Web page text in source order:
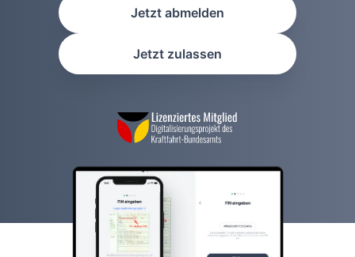
Jetzt abmelden
Jetzt zulassen